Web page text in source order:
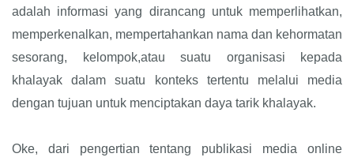
adalah informasi yang dirancang untuk memperlihatkan,
memperkenalkan, mempertahankan nama dan kehormatan
sesorang, kelompok,atau suatu organisasi kepada
khalayak dalam suatu konteks tertentu melalui media
dengan tujuan untuk menciptakan daya tarik khalayak.
Oke, dari pengertian tentang publikasi media online